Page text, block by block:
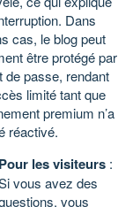
Dans
cas, le blog peut
être protégé par
de passe, rendant
limité tant que
premium n’a
réactivé.
Pour les visiteurs :
vous avez des
vous